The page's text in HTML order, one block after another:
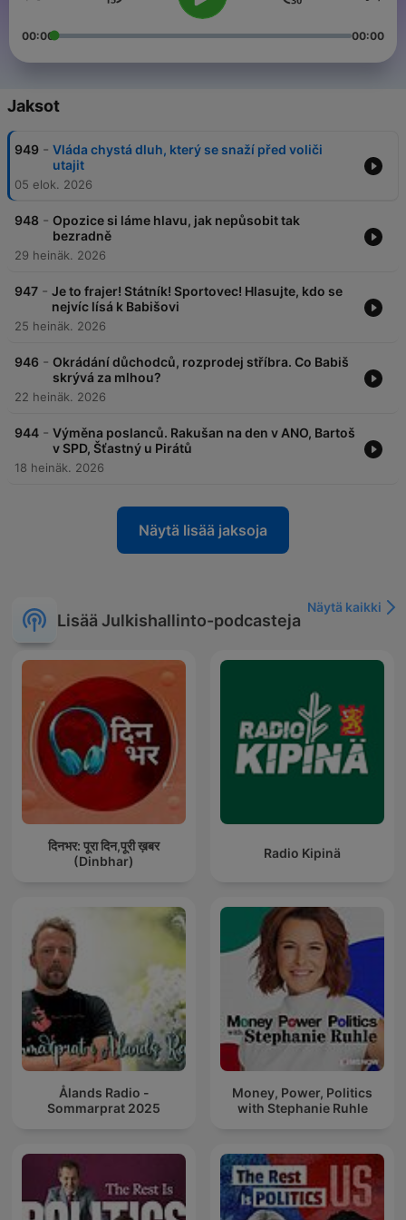
00:00 00:00
Jaksot
949 - Vláda chystá dluh, který se snaží před voliči
utajit
05 elok. 2026
948 - Opozice si láme hlavu, jak nepůsobit tak
bezradně
29 heinäk. 2026
947 - Je to frajer! Státník! Sportovec! Hlasujte, kdo se
nejvíc lísá k Babišovi
25 heinäk. 2026
946 - Okrádání důchodců, rozprodej stříbra. Co Babiš
skrývá za mlhou?
22 heinäk. 2026
944 - Výměna poslanců. Rakušan na den v ANO, Bartoš
v SPD, Šťastný u Pirátů
18 heinäk. 2026
Näytä lisää jaksoja
Lisää Julkishallinto-podcasteja
Näytä kaikki
दिनभर: पूरा दिन,पूरी ख़बर
(Dinbhar)
Radio Kipinä
Ålands Radio -
Sommarprat 2025
Money, Power, Politics
with Stephanie Ruhle